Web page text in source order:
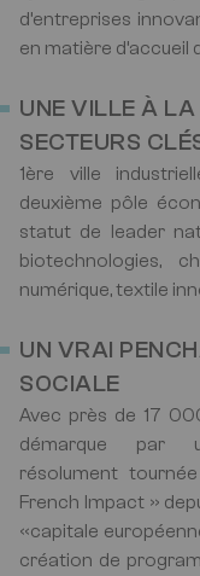
d’entreprises
en matière d’accueil
UNE VILLE À
SECTEURS
1ère ville
deuxième pôle
statut de leader
biotechnologies,
numérique, textile
UN VRAI
SOCIALE
Avec près de 17
démarque par
résolument
French Impact »
«capitale
création de